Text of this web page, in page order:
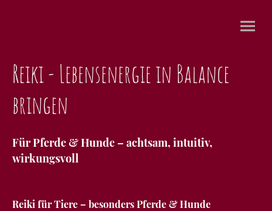
Reiki - Lebensenergie in Balance
bringen
Für Pferde & Hunde – achtsam, intuitiv,
wirkungsvoll
Reiki für Tiere – besonders Pferde & Hunde